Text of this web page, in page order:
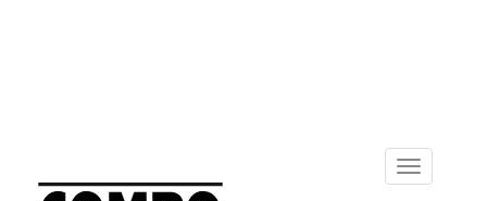
Toggle
navigation